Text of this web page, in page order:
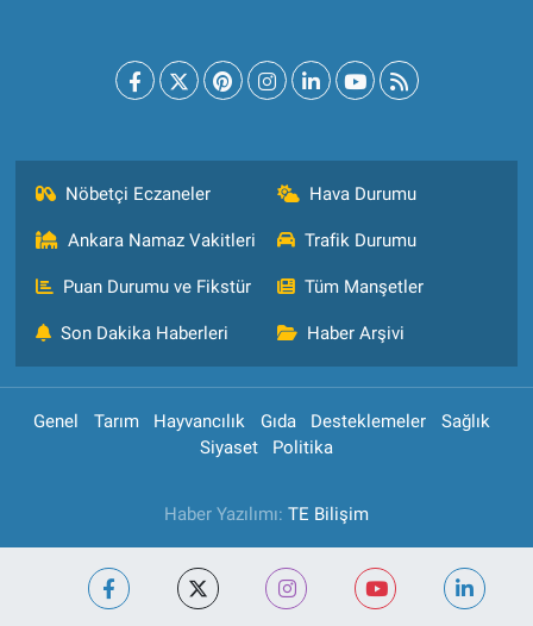
Nöbetçi Eczaneler Hava Durumu
Ankara Namaz Vakitleri Trafik Durumu
Puan Durumu ve Fikstür Tüm Manşetler
Son Dakika Haberleri Haber Arşivi
Genel Tarım Hayvancılık Gıda Desteklemeler
Sağlık
Siyaset
Politika
Haber Yazılımı: TE Bilişim